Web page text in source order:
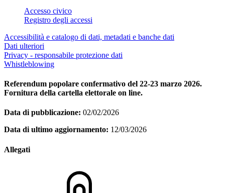
Accesso civico
Registro degli accessi
Accessibilità e catalogo di dati, metadati e banche dati
Dati ulteriori
Privacy - responsabile protezione dati
Whistleblowing
Referendum popolare confermativo del 22-23 marzo 2026.
Fornitura della cartella elettorale on line.
Data di pubblicazione: 02/02/2026
Data di ultimo aggiornamento: 12/03/2026
Allegati